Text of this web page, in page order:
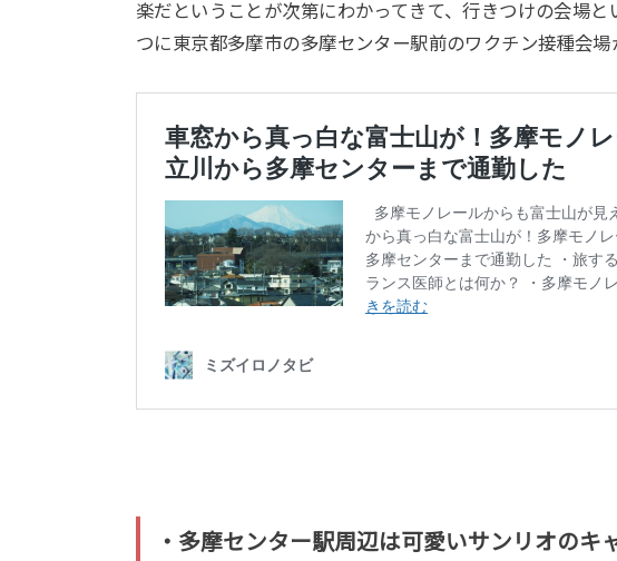
楽だということが次第にわかってきて、行きつけの会場
つに東京都多摩市の多摩センター駅前のワクチン接種会場
・多摩センター駅周辺は可愛いサンリオのキ